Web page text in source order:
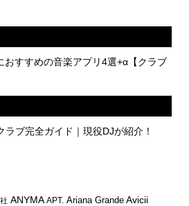
おすすめの音楽アプリ4選+α【クラブ
ラブ完全ガイド｜現役DJが紹介！
ANYMA APT. Ariana Grande Avicii